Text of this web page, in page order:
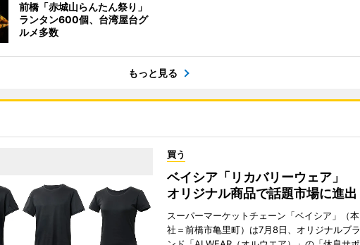
前橋「赤城山らんたん祭り」
ランタン600個、台湾屋台グ
ルメ多数
もっと見る
買う
ベイシア「リカバリーウェア」
オリジナル商品で話題市場に進出
スーパーマーケットチェーン「ベイシア」（本
社＝前橋市亀里町）は7月8日、オリジナルブラ